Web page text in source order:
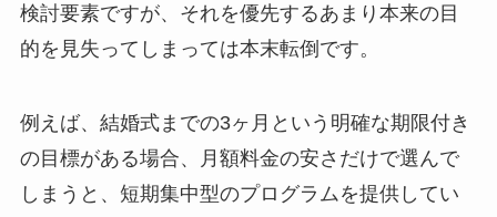
検討要素ですが、それを優先するあまり本来の目
的を見失ってしまっては本末転倒です。
例えば、結婚式までの3ヶ月という明確な期限付き
の目標がある場合、月額料金の安さだけで選んで
しまうと、短期集中型のプログラムを提供してい